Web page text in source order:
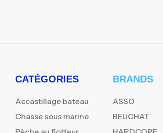
CATÉGORIES
Accastillage bateau
Chasse sous marine
BRANDS
ASSO
BEUCHAT